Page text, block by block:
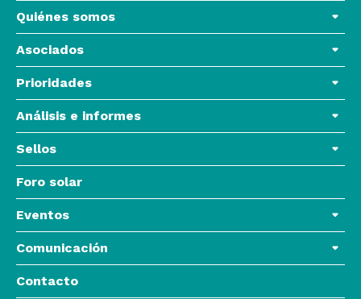
Quiénes somos
Asociados
Prioridades
Análisis e informes
Sellos
Foro solar
Eventos
Comunicación
Contacto